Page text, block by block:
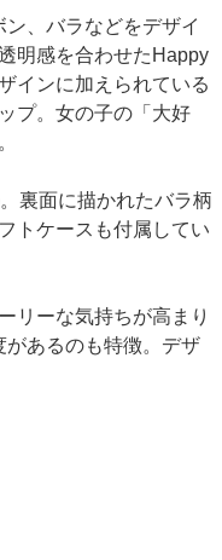
、バラなどをデザイ
明感を合わせたHappy
インに加えられている
プ。女の子の「大好
裏面に描かれたバラ柄
トケースも付属してい
リーな気持ちが高まり
あるのも特徴。デザ